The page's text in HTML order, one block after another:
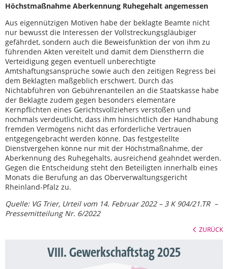
Höchstmaßnahme Aberkennung Ruhegehalt angemessen
Aus eigennützigen Motiven habe der beklagte Beamte nicht
nur bewusst die Interessen der Vollstreckungsgläubiger
gefährdet, sondern auch die Beweisfunktion der von ihm zu
führenden Akten vereitelt und damit dem Dienstherrn die
Verteidigung gegen eventuell unberechtigte
Amtshaftungsansprüche sowie auch den zeitigen Regress bei
dem Beklagten maßgeblich erschwert. Durch das
Nichtabführen von Gebührenanteilen an die Staatskasse habe
der Beklagte zudem gegen besonders elementare
Kernpflichten eines Gerichtsvollziehers verstoßen und
nochmals verdeutlicht, dass ihm hinsichtlich der Handhabung
fremden Vermögens nicht das erforderliche Vertrauen
entgegengebracht werden könne. Das festgestellte
Dienstvergehen könne nur mit der Höchstmaßnahme, der
Aberkennung des Ruhegehalts, ausreichend geahndet werden.
Gegen die Entscheidung steht den Beteiligten innerhalb eines
Monats die Berufung an das Oberverwaltungsgericht
Rheinland-Pfalz zu.
Quelle: VG Trier, Urteil vom 14. Februar 2022 – 3 K 904/21.TR –
Pressemitteilung Nr. 6/2022
ZURÜCK
VIII. Gewerkschaftstag 2025